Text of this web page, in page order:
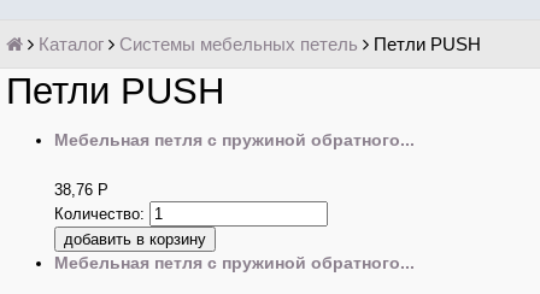
Каталог Системы мебельных петель Петли PUSH
Петли PUSH
Мебельная петля с пружиной обратного...
38,76 Р
Количество:
Мебельная петля с пружиной обратного...